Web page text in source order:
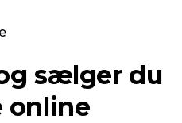
sælger du
online